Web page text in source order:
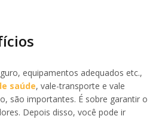
equipamentos adequados etc.,
saúde, vale-transporte e vale
são importantes. É sobre garantir o
Depois disso, você pode ir